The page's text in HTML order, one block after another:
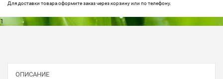
Для доставки товара оформите заказ через корзину или по телефону.
1
ОПИСАНИЕ